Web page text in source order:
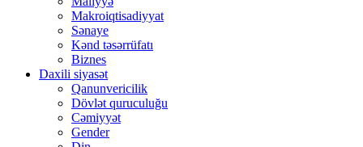
Makroiqtisadiyyat
Sənaye
Kənd təsərrüfatı
Biznes
Daxili siyasət
Qanunvericilik
Dövlət quruculuğu
Cəmiyyət
Gender